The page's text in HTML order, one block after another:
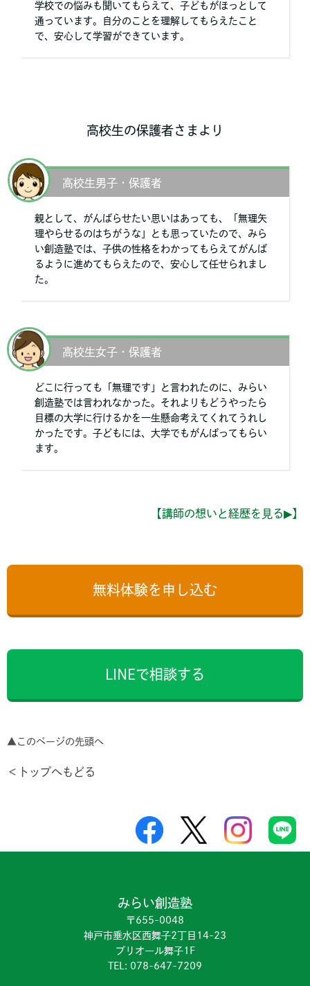
学校での悩みも聞いてもらえて、子どもがほっとして
通っています。自分のことを理解してもらえたこと
で、安心して学習ができています。
高校生の保護者さまより
高校生男子・保護者
親として、がんばらせたい思いはあっても、「無理矢
理やらせるのはちがうな」とも思っていたので、みら
い創造塾では、子供の性格をわかってもらえてがんば
るように進めてもらえたので、安心して任せられまし
た。
高校生女子・保護者
どこに行っても「無理です」と言われたのに、みらい
創造塾では言われなかった。それよりもどうやったら
目標の大学に行けるかを一生懸命考えてくれてうれし
かったです。子どもには、大学でもがんばってもらい
ます。
【講師の想いと経歴を見る▶】
無料体験を申し込む
LINEで相談する
▲このページの先頭へ
＜トップへもどる
みらい創造塾
〒655-0048
神戸市垂水区西舞子2丁目14-23
プリオール舞子1F
TEL: 078-647-7209